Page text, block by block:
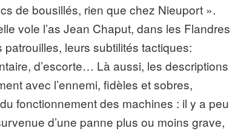
de bousillés, rien que chez Nieuport ».
vole l’as Jean Chaput, dans les Flandres
patrouilles, leurs subtilités tactiques:
d’escorte… Là aussi, les descriptions
avec l’ennemi, fidèles et sobres,
fonctionnement des machines : il y a peu
d’une panne plus ou moins grave,